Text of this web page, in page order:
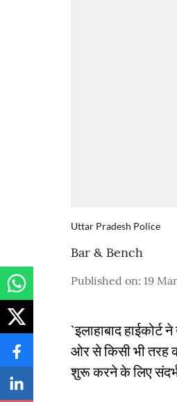
Uttar Pradesh Police
Bar & Bench
Published on: 19
`इलाहाबाद
ओर से किसी भी तरह
शुरू करने के लिए